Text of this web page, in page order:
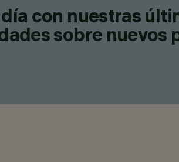
con nuestras
sobre